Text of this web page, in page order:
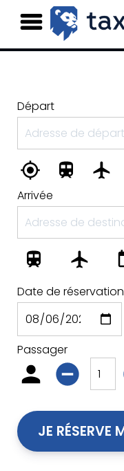
Départ
Arrivée
Date de réservation
Passager